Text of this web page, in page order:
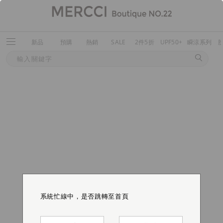
新品 預購 熱銷 SALE 2件5折 UPF50+ 瞬涼系列
系統忙線中，是否跳轉至首頁
系統忙線中，是否跳轉至首頁
系統忙線中，是否跳轉至首頁
系統忙線中，是否跳轉至首頁
系統忙線中，是否跳轉至首頁